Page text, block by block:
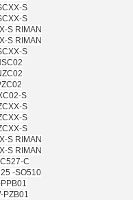
S
S
S RIMAN
S RIMAN
S
S
S
S
S
S RIMAN
S RIMAN
C
-SO510
PZB01